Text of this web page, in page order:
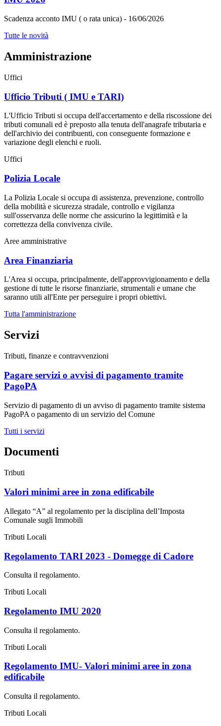
Scadenza acconto IMU ( o rata unica) - 16/06/2026
Tutte le novità
Amministrazione
Uffici
Ufficio Tributi ( IMU e TARI)
L'Ufficio Tributi si occupa dell'accertamento e della riscossione dei
tributi comunali ed è preposto alla tenuta dell'anagrafe tributaria e
dell'archivio dei contribuenti, con conseguente formazione e
variazione degli elenchi e ruoli.
Uffici
Polizia Locale
La Polizia Locale si occupa di assistenza, prevenzione, controllo
della mobilità e sicurezza stradale, controllo e vigilanza
sull'osservanza delle norme che assicurino la legittimità e la
correttezza della convivenza civile.
Aree amministrative
Area Finanziaria
L'Area si occupa, principalmente, dell'approvvigionamento e della
gestione di tutte le risorse finanziarie, strumentali e umane che
saranno utili all'Ente per perseguire i propri obiettivi.
Tutta l'amministrazione
Servizi
Tributi, finanze e contravvenzioni
Pagare servizi o avvisi di pagamento tramite
PagoPA
Servizio di pagamento di un avviso di pagamento tramite sistema
PagoPA o pagamento di un servizio del Comune
Tutti i servizi
Documenti
Tributi
Valori minimi aree in zona edificabile
Allegato “A” al regolamento per la disciplina dell’Imposta
Comunale sugli Immobili
Tributi Locali
Regolamento TARI 2023 - Domegge di Cadore
Consulta il regolamento.
Tributi Locali
Regolamento IMU 2020
Consulta il regolamento.
Tributi Locali
Regolamento IMU- Valori minimi aree in zona
edificabile
Consulta il regolamento.
Tributi Locali